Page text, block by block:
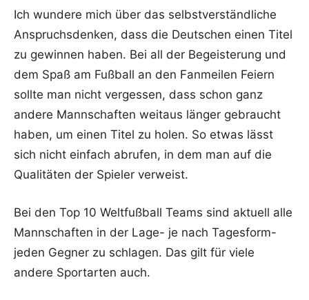
Ich wundere mich über das selbstverständliche
Anspruchsdenken, dass die Deutschen einen Titel
zu gewinnen haben. Bei all der Begeisterung und
dem Spaß am Fußball an den Fanmeilen Feiern
sollte man nicht vergessen, dass schon ganz
andere Mannschaften weitaus länger gebraucht
haben, um einen Titel zu holen. So etwas lässt
sich nicht einfach abrufen, in dem man auf die
Qualitäten der Spieler verweist.
Bei den Top 10 Weltfußball Teams sind aktuell alle
Mannschaften in der Lage- je nach Tagesform-
jeden Gegner zu schlagen. Das gilt für viele
andere Sportarten auch.